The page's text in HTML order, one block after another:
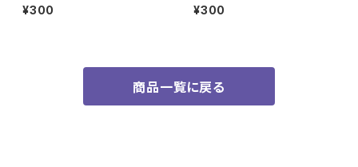
¥300 ¥300
商品一覧に戻る